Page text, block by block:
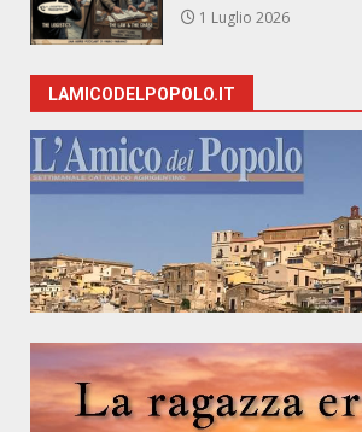
1 Luglio 2026
LAMICODELPOPOLO.IT